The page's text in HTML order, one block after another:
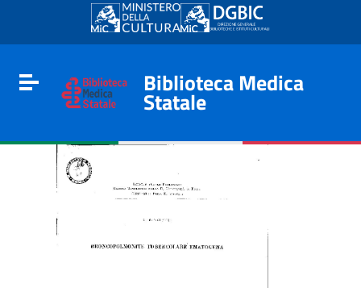
Go to content
Go to the navigation menu
Go to the footer
Toggle navigation
Biblioteca Medica
Statale